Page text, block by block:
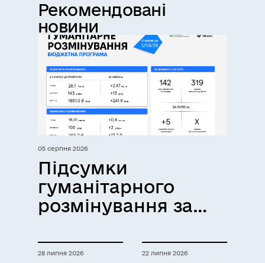
Рекомендовані
новини
05 серпня 2026
Підсумки
гуманітарного
розмінування за
28 липня 2026 22 липня 2026